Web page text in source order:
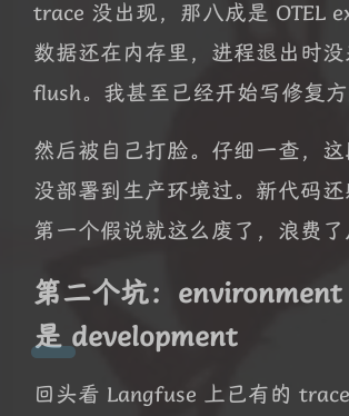
trace 没出现，那八成是 OTEL
数据还在内存里，进程退出时
flush。我甚至已经开始写修复方
然后被自己打脸。仔细一查，
没部署到生产环境过。新代码还
第一个假说就这么废了，浪费了
第二个坑：
是 development
回头看 Langfuse 上已有的